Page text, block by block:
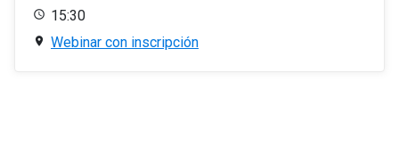
15:30
Webinar con inscripción